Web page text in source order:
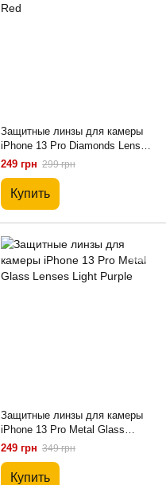
Защитные линзы для камеры
iPhone 13 Pro Diamonds Lens
блестящие Red
249 грн 299 грн
Купить
Защитные линзы для камеры
iPhone 13 Pro Metal Glass
Lenses Light Purple
249 грн 349 грн
Купить